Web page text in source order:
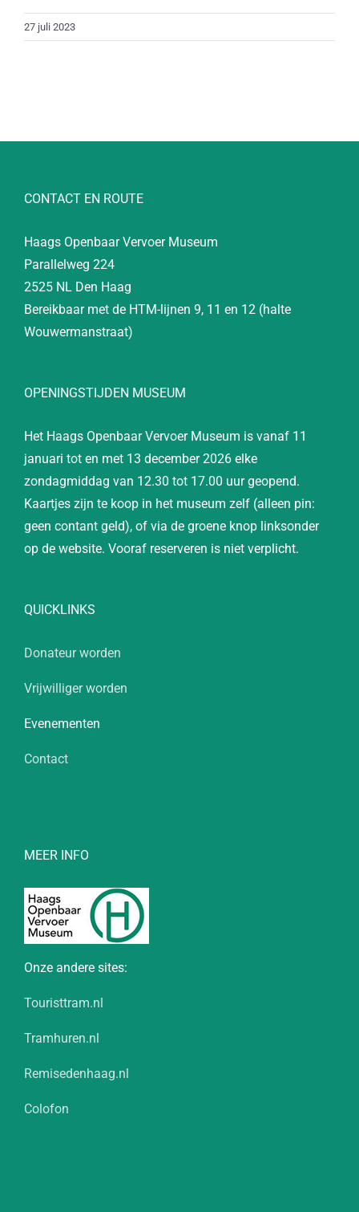
27 juli 2023
CONTACT EN ROUTE
Haags Openbaar Vervoer Museum
Parallelweg 224
2525 NL Den Haag
Bereikbaar met de HTM-lijnen 9, 11 en 12 (halte
Wouwermanstraat)
OPENINGSTIJDEN MUSEUM
Het Haags Openbaar Vervoer Museum is vanaf 11
januari tot en met 13 december 2026 elke
zondagmiddag van 12.30 tot 17.00 uur geopend.
Kaartjes zijn te koop in het museum zelf (alleen pin:
geen contant geld), of via de groene knop linksonder
op de website. Vooraf reserveren is niet verplicht.
QUICKLINKS
Donateur worden
Vrijwilliger worden
Evenementen
Contact
MEER INFO
Onze andere sites:
Touristtram.nl
Tramhuren.nl
Remisedenhaag.nl
Colofon